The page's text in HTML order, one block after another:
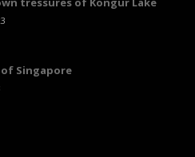
Singapore